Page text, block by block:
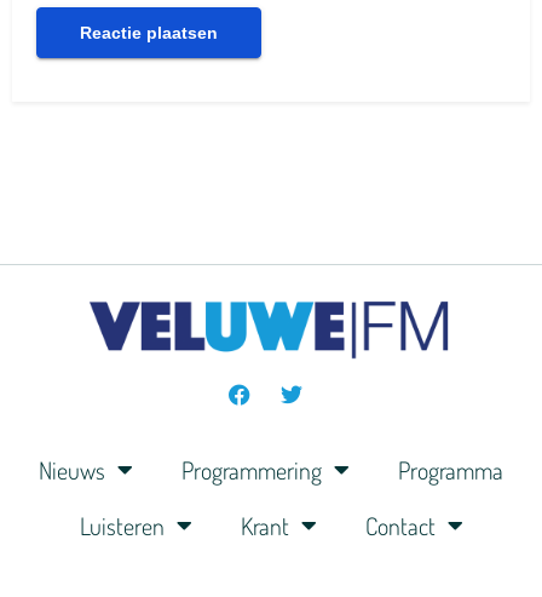
Nieuws Programmering
Programma
Luisteren
Krant Contact